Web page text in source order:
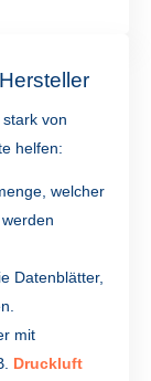
von
helfen:
welcher
Datenblätter,
mit
Druckluft